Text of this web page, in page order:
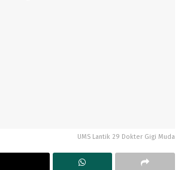
UMS Lantik 29 Dokter Gigi Muda